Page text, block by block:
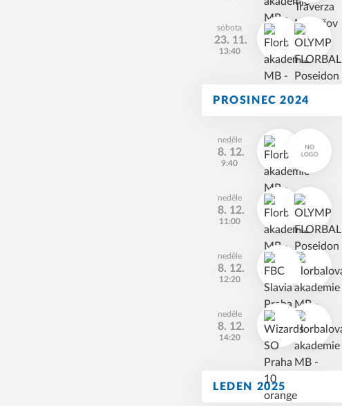
sobota
23. 11.
13:40
PROSINEC 2024
neděle
8. 12.
9:40
neděle
8. 12.
11:00
neděle
8. 12.
12:20
neděle
8. 12.
14:20
LEDEN 2025